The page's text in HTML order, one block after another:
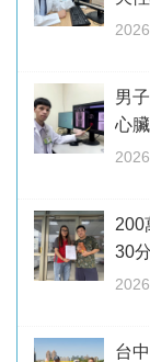
男
心
200
30
台